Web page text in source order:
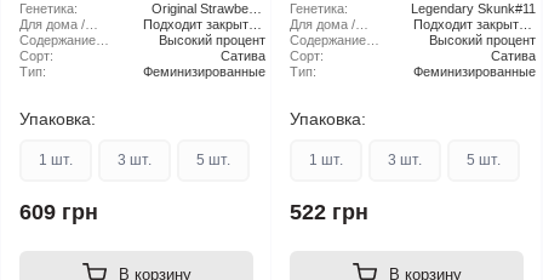
Генетика:
Original Strawberry
Cough
Для дома /
улицы:
Подходит закрытый
грунт
Содержание
ТГК:
Высокий процент
Сорт:
Сатива
Тип:
Феминизированные
Упаковка:
1 шт. 3 шт. 5 шт.
609 грн
В корзину
Генетика:
Legendary Skunk#11
Для дома /
улицы:
Подходит закрытый
грунт
Содержание
ТГК:
Высокий процент
Сорт:
Сатива
Тип:
Феминизированные
Упаковка:
1 шт. 3 шт. 5 шт.
522 грн
В корзину